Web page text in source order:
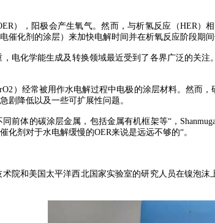
），阳极会产生氧气。然而，与析氢反应（HER）
催化剂的涂层）来加快电解时间并在析氧反应阶段期间
电化学能生成及转换领域最近受到了各界广泛的关
）经常被用作水电解过程中电极的涂层材料。然而
剧降低以及一些可扩展性问题。
前体的碳涂层金属，包括金属有机框架等“，
剂对于水电解缓慢的OER来说是远远不够的“。
院和美国太平洋西北国家实验室的研究人员在镍泡